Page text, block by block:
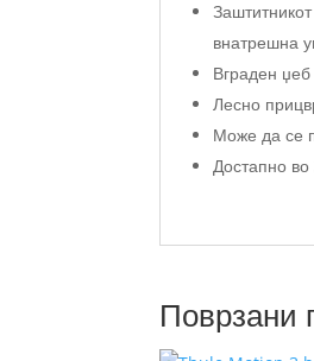
внатрешна
Вграден
Лесно
Може да се
Достапно
Поврзани